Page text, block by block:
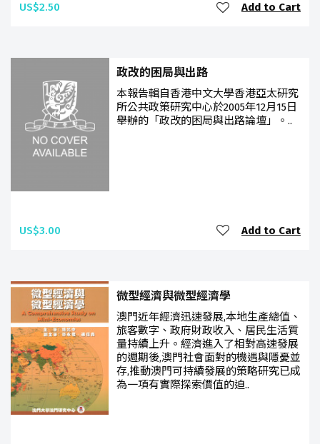
US$2.50 Add to Cart
政改的困局與出路
本報告輯自香港中文大學香港亞太研究
所公共政策研究中心於2005年12月15日
舉辦的「政改的困局與出路論壇」。..
US$3.00 Add to Cart
微型經濟與微型經濟學
澳門近年經濟迅速發展,本地生產總值、
旅客數字、政府財政收入、居民生活質
量持續上升。經濟進入了相對高速發展
的週期後,澳門社會面對的機遇與隱憂並
存,推動澳門可持續發展的策略研究已成
為一項有實際探索價值的迫..